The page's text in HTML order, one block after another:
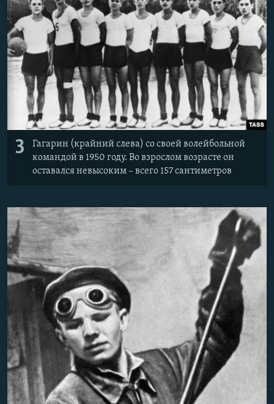
3
Гагарин (крайний слева) со своей волейбольной
командой в 1950 году. Во взрослом возрасте он
оставался невысоким – всего 157 сантиметров